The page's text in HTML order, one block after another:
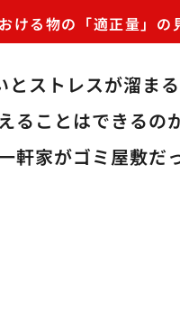
ける物の「適正量」の
とストレスが溜ま
ることはできるの
軒家がゴミ屋敷だ